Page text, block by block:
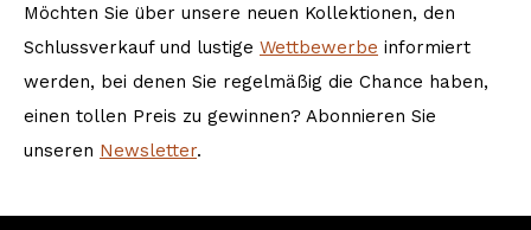
Möchten Sie über unsere neuen Kollektionen, den
Schlussverkauf und lustige Wettbewerbe informiert
werden, bei denen Sie regelmäßig die Chance haben,
einen tollen Preis zu gewinnen? Abonnieren Sie
unseren Newsletter.